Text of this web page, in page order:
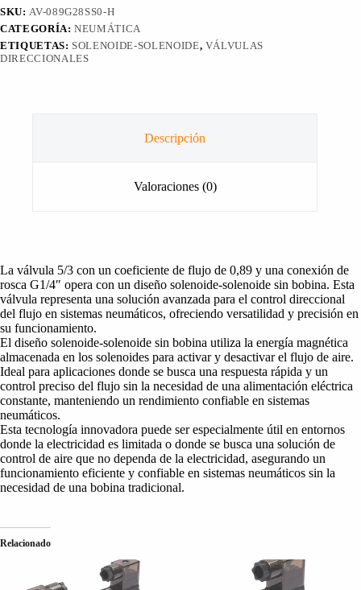
SKU: AV-089G28SS0-H
CATEGORÍA:NEUMÁTICA
ETIQUETAS: SOLENOIDE-SOLENOIDE, VÁLVULAS
DIRECCIONALES
Descripción
Valoraciones (0)
La válvula 5/3 con un coeficiente de flujo de 0,89 y una conexión de
rosca G1/4″ opera con un diseño solenoide-solenoide sin bobina. Esta
válvula representa una solución avanzada para el control direccional
del flujo en sistemas neumáticos, ofreciendo versatilidad y precisión en
su funcionamiento.
El diseño solenoide-solenoide sin bobina utiliza la energía magnética
almacenada en los solenoides para activar y desactivar el flujo de aire.
Ideal para aplicaciones donde se busca una respuesta rápida y un
control preciso del flujo sin la necesidad de una alimentación eléctrica
constante, manteniendo un rendimiento confiable en sistemas
neumáticos.
Esta tecnología innovadora puede ser especialmente útil en entornos
donde la electricidad es limitada o donde se busca una solución de
control de aire que no dependa de la electricidad, asegurando un
funcionamiento eficiente y confiable en sistemas neumáticos sin la
necesidad de una bobina tradicional.
Relacionado